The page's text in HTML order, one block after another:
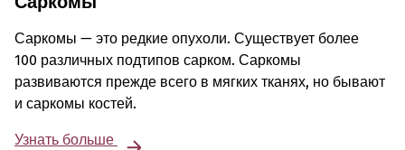
Саркомы — это редкие опухоли. Существует более
100 различных подтипов сарком. Саркомы
развиваются прежде всего в мягких тканях, но бывают
и саркомы костей.
Узнать больше